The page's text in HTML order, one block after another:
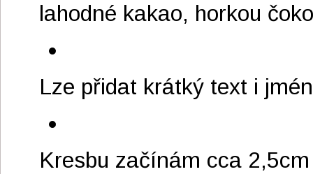
lahodné kakao, horkou
Lze přidat krátký text i
Kresbu začínám cca